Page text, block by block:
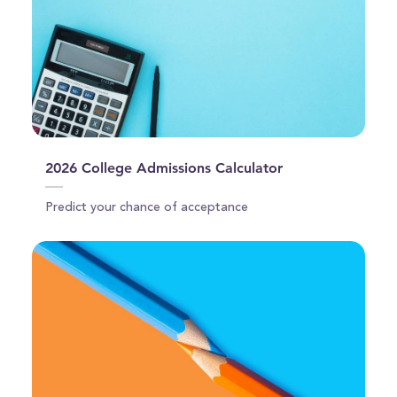
2026 College Admissions Calculator
Predict your chance of acceptance